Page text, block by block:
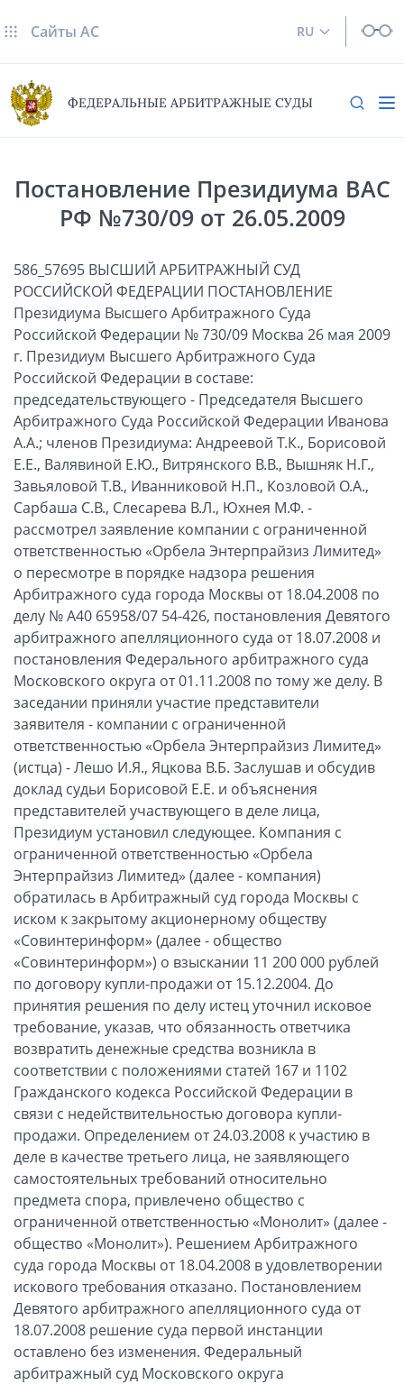
RU
Сайты AC
ФЕДЕРАЛЬНЫЕ АРБИТРАЖНЫЕ СУДЫ
Постановление Президиума ВАС
РФ №730/09 от 26.05.2009
586_57695 ВЫСШИЙ АРБИТРАЖНЫЙ СУД
РОССИЙСКОЙ ФЕДЕРАЦИИ ПОСТАНОВЛЕНИЕ
Президиума Высшего Арбитражного Суда
Российской Федерации № 730/09 Москва 26 мая 2009
г. Президиум Высшего Арбитражного Суда
Российской Федерации в составе:
председательствующего - Председателя Высшего
Арбитражного Суда Российской Федерации Иванова
А.А.; членов Президиума: Андреевой Т.К., Борисовой
Е.Е., Валявиной Е.Ю., Витрянского В.В., Вышняк Н.Г.,
Завьяловой Т.В., Иванниковой Н.П., Козловой О.А.,
Сарбаша С.В., Слесарева В.Л., Юхнея М.Ф. -
рассмотрел заявление компании с ограниченной
ответственностью «Орбела Энтерпрайзиз Лимитед»
о пересмотре в порядке надзора решения
Арбитражного суда города Москвы от 18.04.2008 по
делу № А40 65958/07 54-426, постановления Девятого
арбитражного апелляционного суда от 18.07.2008 и
постановления Федерального арбитражного суда
Московского округа от 01.11.2008 по тому же делу. В
заседании приняли участие представители
заявителя - компании с ограниченной
ответственностью «Орбела Энтерпрайзиз Лимитед»
(истца) - Лешо И.Я., Яцкова В.Б. Заслушав и обсудив
доклад судьи Борисовой Е.Е. и объяснения
представителей участвующего в деле лица,
Президиум установил следующее. Компания с
ограниченной ответственностью «Орбела
Энтерпрайзиз Лимитед» (далее - компания)
обратилась в Арбитражный суд города Москвы с
иском к закрытому акционерному обществу
«Совинтеринформ» (далее - общество
«Совинтеринформ») о взыскании 11 200 000 рублей
по договору купли-продажи от 15.12.2004. До
принятия решения по делу истец уточнил исковое
требование, указав, что обязанность ответчика
возвратить денежные средства возникла в
соответствии с положениями статей 167 и 1102
Гражданского кодекса Российской Федерации в
связи с недействительностью договора купли-
продажи. Определением от 24.03.2008 к участию в
деле в качестве третьего лица, не заявляющего
самостоятельных требований относительно
предмета спора, привлечено общество с
ограниченной ответственностью «Монолит» (далее -
общество «Монолит»). Решением Арбитражного
суда города Москвы от 18.04.2008 в удовлетворении
искового требования отказано. Постановлением
Девятого арбитражного апелляционного суда от
18.07.2008 решение суда первой инстанции
оставлено без изменения. Федеральный
арбитражный суд Московского округа